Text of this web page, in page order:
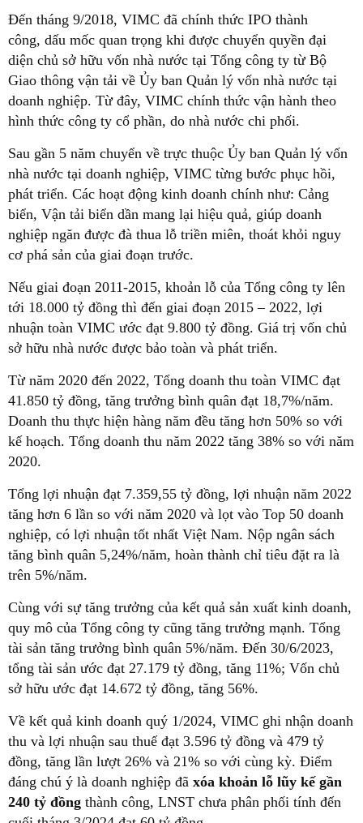
Đến tháng 9/2018, VIMC đã chính thức IPO thành
công, dấu mốc quan trọng khi được chuyển quyền đại
diện chủ sở hữu vốn nhà nước tại Tổng công ty từ Bộ
Giao thông vận tải về Ủy ban Quản lý vốn nhà nước tại
doanh nghiệp. Từ đây, VIMC chính thức vận hành theo
hình thức công ty cổ phần, do nhà nước chi phối.
Sau gần 5 năm chuyển về trực thuộc Ủy ban Quản lý vốn
nhà nước tại doanh nghiệp, VIMC từng bước phục hồi,
phát triển. Các hoạt động kinh doanh chính như: Cảng
biển, Vận tải biển dần mang lại hiệu quả, giúp doanh
nghiệp ngăn được đà thua lỗ triền miên, thoát khỏi nguy
cơ phá sản của giai đoạn trước.
Nếu giai đoạn 2011-2015, khoản lỗ của Tổng công ty lên
tới 18.000 tỷ đồng thì đến giai đoạn 2015 – 2022, lợi
nhuận toàn VIMC ước đạt 9.800 tỷ đồng. Giá trị vốn chủ
sở hữu nhà nước được bảo toàn và phát triển.
Từ năm 2020 đến 2022, Tổng doanh thu toàn VIMC đạt
41.850 tỷ đồng, tăng trưởng bình quân đạt 18,7%/năm.
Doanh thu thực hiện hàng năm đều tăng hơn 50% so với
kế hoạch. Tổng doanh thu năm 2022 tăng 38% so với năm
2020.
Tổng lợi nhuận đạt 7.359,55 tỷ đồng, lợi nhuận năm 2022
tăng hơn 6 lần so với năm 2020 và lọt vào Top 50 doanh
nghiệp, có lợi nhuận tốt nhất Việt Nam. Nộp ngân sách
tăng bình quân 5,24%/năm, hoàn thành chỉ tiêu đặt ra là
trên 5%/năm.
Cùng với sự tăng trưởng của kết quả sản xuất kinh doanh,
quy mô của Tổng công ty cũng tăng trưởng mạnh. Tổng
tài sản tăng trưởng bình quân 5%/năm. Đến 30/6/2023,
tổng tài sản ước đạt 27.179 tỷ đồng, tăng 11%; Vốn chủ
sở hữu ước đạt 14.672 tỷ đồng, tăng 56%.
Về kết quả kinh doanh quý 1/2024, VIMC ghi nhận doanh
thu và lợi nhuận sau thuế đạt 3.596 tỷ đồng và 479 tỷ
đồng, tăng lần lượt 26% và 21% so với cùng kỳ. Điểm
đáng chú ý là doanh nghiệp đã xóa khoản lỗ lũy kế gần
240 tỷ đồng thành công, LNST chưa phân phối tính đến